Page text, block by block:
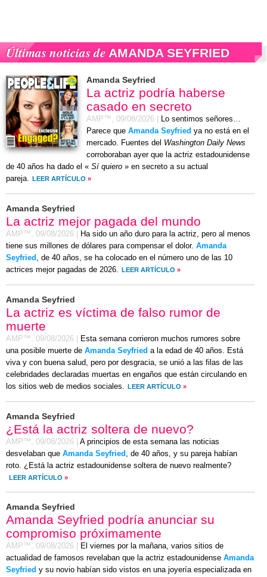
Últimas noticias de AMANDA SEYFRIED
Amanda Seyfried
La actriz podría haberse
casado en secreto
AMP™, 09/08/2026
Lo sentimos señores…
Parece que Amanda Seyfried ya no está en el
mercado. Fuentes del Washington Daily News
corroboraban ayer que la actriz estadounidense
de 40 años ha dado el « Sí quiero » en secreto a su actual
pareja. LEER ARTÍCULO »
Amanda Seyfried
La actriz mejor pagada del mundo
AMP™, 09/08/2026
Ha sido un año duro para la actriz, pero al menos
tiene sus millones de dólares para compensar el dolor. Amanda
Seyfried , de 40 años, se ha colocado en el número uno de las 10
actrices mejor pagadas de 2026. LEER ARTÍCULO »
Amanda Seyfried
La actriz es víctima de falso rumor de
muerte
AMP™, 09/08/2026
Esta semana corrieron muchos rumores sobre
una posible muerte de Amanda Seyfried a la edad de 40 años. Está
viva y con buena salud, pero por desgracia, se unió a las filas de las
celebridades declaradas muertas en engaños que están circulando en
los sitios web de medios sociales. LEER ARTÍCULO »
Amanda Seyfried
¿Está la actriz soltera de nuevo?
AMP™, 09/08/2026
A principios de esta semana las noticias
desvelaban que Amanda Seyfried , de 40 años, y su pareja habían
roto. ¿Está la actriz estadounidense soltera de nuevo realmente?
LEER ARTÍCULO »
Amanda Seyfried
Amanda Seyfried podría anunciar su
compromiso próximamente
AMP™, 09/08/2026
El viernes por la mañana, varios sitios de
actualidad de famosos revelaban que la actriz estadounidense Amanda
Seyfried y su novio habían sido vistos en una joyería especializada en